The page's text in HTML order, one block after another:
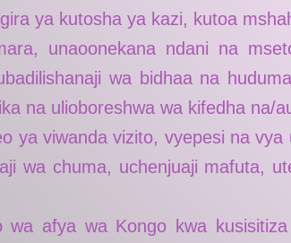
ya kutosha ya kazi, kutoa
unaoonekana ndani na
wa bidhaa na
na ulioboreshwa wa kifedha na/
ya viwanda vizito, vyepesi na
wa chuma, uchenjuaji mafuta,
wa afya wa Kongo kwa